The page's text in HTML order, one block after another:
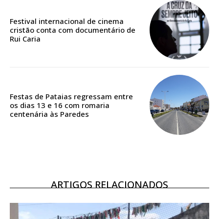
ASSINATURA
IMPRESSA
Edição em papel entregue à Quinta-feira em sua
Festival internacional de cinema
cristão conta com documentário de
Rui Caria
Festas de Pataias regressam entre
os dias 13 e 16 com romaria
centenária às Paredes
ARTIGOS RELACIONADOS